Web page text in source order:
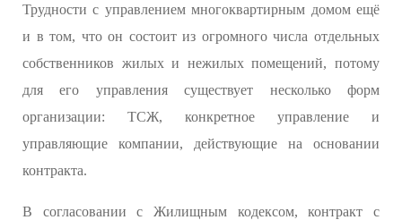
Трудности с управлением многоквартирным домом ещё
и в том, что он состоит из огромного числа отдельных
собственников жилых и нежилых помещений, потому
для его управления существует несколько форм
организации: ТСЖ, конкретное управление и
управляющие компании, действующие на основании
контракта.
В согласовании с Жилищным кодексом, контракт с